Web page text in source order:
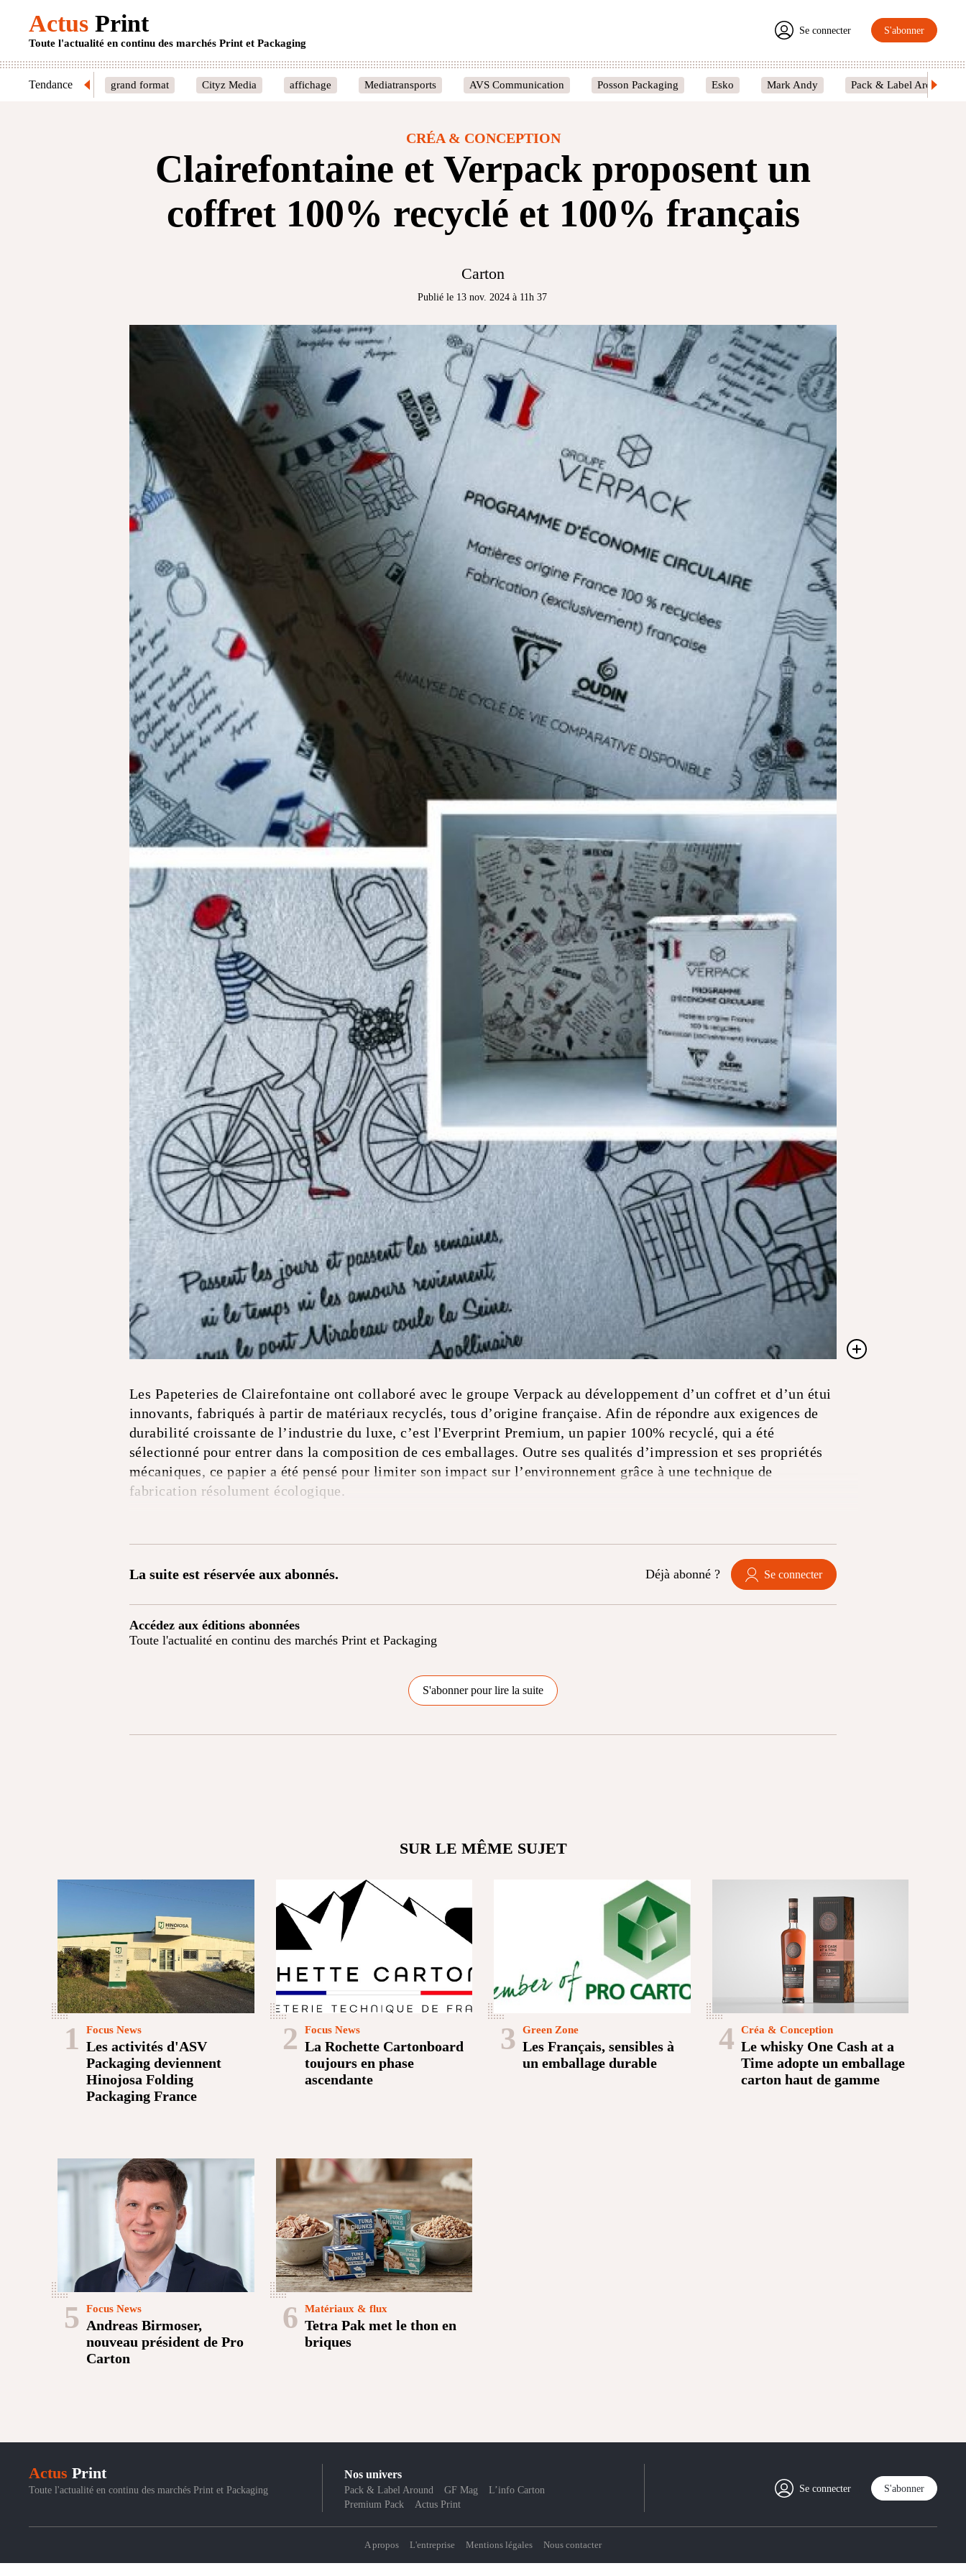
Actus Print
Toute l'actualité en continu des marchés Print et Packaging
Se connecter S'abonner
Tendance grand format Cityz Media affichage Mediatransports AVS Communication Posson Packaging Esko Mark Andy Pack & Label Around
CRÉA & CONCEPTION
Clairefontaine et Verpack proposent un
coffret 100% recyclé et 100% français
Carton
Publié le 13 nov. 2024 à 11h 37
Les Papeteries de Clairefontaine ont collaboré avec le groupe Verpack au développement d’un coffret et d’un étui
innovants, fabriqués à partir de matériaux recyclés, tous d’origine française. Afin de répondre aux exigences de
durabilité croissante de l’industrie du luxe, c’est l'Everprint Premium, un papier 100% recyclé, qui a été
sélectionné pour entrer dans la composition de ces emballages. Outre ses qualités d’impression et ses propriétés
mécaniques, ce papier a été pensé pour limiter son impact sur l’environnement grâce à une technique de
fabrication résolument écologique.
La suite est réservée aux abonnés. Déjà abonné ? Se connecter
Accédez aux éditions abonnées
Toute l'actualité en continu des marchés Print et Packaging
S'abonner pour lire la suite
SUR LE MÊME SUJET
1 Les activités d'ASV
Packaging deviennent
Hinojosa Folding
Packaging France
Focus News 2 La Rochette Cartonboard
toujours en phase
ascendante
Focus News 3 Les Français, sensibles à
un emballage durable
Green Zone 4 Le whisky One Cash at a
Time adopte un emballage
carton haut de gamme
Créa & Conception
5 Andreas Birmoser,
nouveau président de Pro
Carton
Focus News 6 Tetra Pak met le thon en
briques
Matériaux & flux
Actus Print
Toute l'actualité en continu des marchés Print et Packaging
Nos univers
Pack & Label Around GF Mag
L’info Carton
Premium Pack
Actus Print
Se connecter S'abonner
A propos L'entreprise Mentions légales Nous contacter